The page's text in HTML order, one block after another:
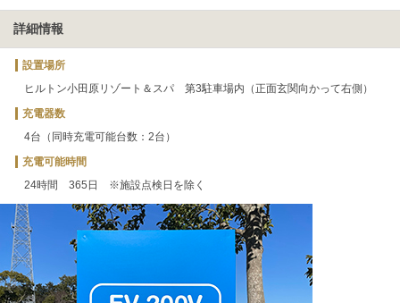
詳細情報
設置場所
ヒルトン小田原リゾート＆スパ 第3駐車場内（正面玄関向かって右側）
充電器数
4台（同時充電可能台数：2台）
充電可能時間
24時間 365日 ※施設点検日を除く